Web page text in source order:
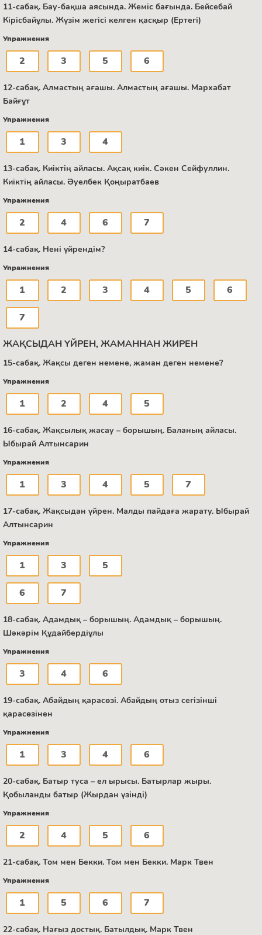
11-сабақ. Бау-бақша аясында. Жеміс бағында. Бейсебай
Кірісбайұлы. Жүзім жегісі келген қасқыр (Ертегі)
Упражнения
2 3 5 6
12-сабақ. Алмастың ағашы. Алмастың ағашы. Мархабат
Байғұт
Упражнения
1 3 4
13-сабақ. Киіктің айласы. Ақсақ киік. Сәкен Сейфуллин.
Киіктің айласы. Әуелбек Қоңыратбаев
Упражнения
2 4 6 7
14-сабақ. Нені үйрендім?
Упражнения
1 2 3 4 5 6
7
ЖАҚСЫДАН ҮЙРЕН, ЖАМАННАН ЖИРЕН
15-сабақ. Жақсы деген немене, жаман деген немене?
Упражнения
1 2 4 5
16-сабақ. Жақсылық жасау – борышың. Баланың айласы.
Ыбырай Алтынсарин
Упражнения
1 3 4 5 7
17-сабақ. Жақсыдан үйрен. Малды пайдаға жарату. Ыбырай
Алтынсарин
Упражнения
1 3 5
6 7
18-сабақ. Адамдық – борышың. Адамдық – борышың.
Шәкәрім Құдайбердіұлы
Упражнения
3 4 6
19-сабақ. Абайдың қарасөзі. Абайдың отыз сегізінші
қарасөзінен
Упражнения
1 3 4 6
20-сабақ. Батыр туса – ел ырысы. Батырлар жыры.
Қобыланды батыр (Жырдан үзінді)
Упражнения
2 4 5 6
21-сабақ. Том мен Бекки. Том мен Бекки. Марк Твен
Упражнения
1 5 6 7
22-сабақ. Нағыз достық. Батылдық. Марк Твен